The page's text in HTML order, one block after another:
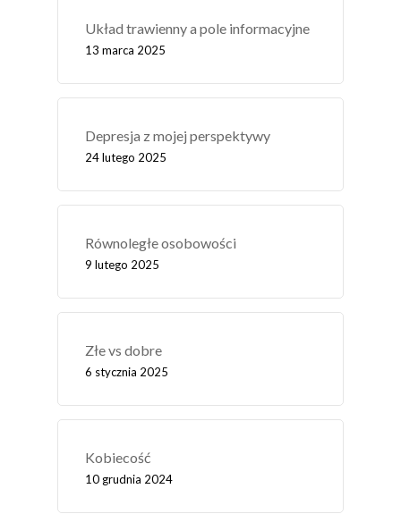
Układ trawienny a pole informacyjne
13 marca 2025
Depresja z mojej perspektywy
24 lutego 2025
Równoległe osobowości
9 lutego 2025
Złe vs dobre
6 stycznia 2025
Kobiecość
10 grudnia 2024